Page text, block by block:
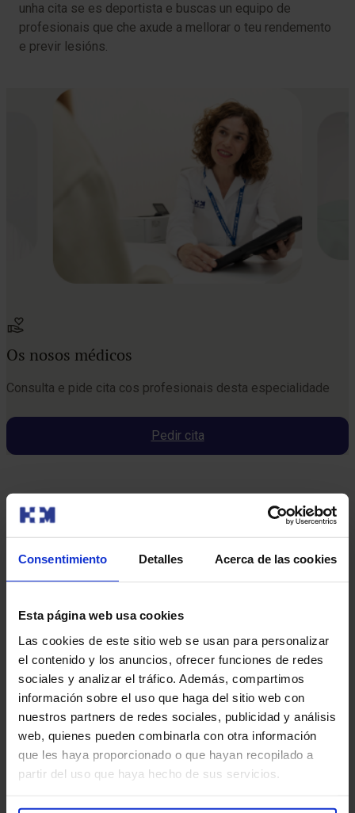
Consentimiento Detalles Acerca de las cookies
Esta página web usa cookies
Las cookies de este sitio web se usan para personalizar
el contenido y los anuncios, ofrecer funciones de redes
sociales y analizar el tráfico. Además, compartimos
información sobre el uso que haga del sitio web con
nuestros partners de redes sociales, publicidad y análisis
web, quienes pueden combinarla con otra información
que les haya proporcionado o que hayan recopilado a
partir del uso que haya hecho de sus servicios.
unha cita se es deportista e buscas un equipo de
profesionais que che axude a mellorar o teu rendemento
e previr lesións.
Os nosos médicos
Consulta e pide cita cos profesionais desta especialidade
Pedir cita
Tamén che pode interesar